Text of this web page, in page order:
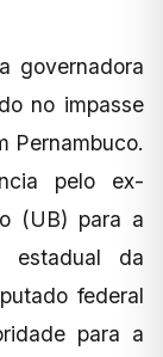
governadora
no impasse
Pernambuco.
pelo ex-
(UB) para a
estadual da
federal
para a